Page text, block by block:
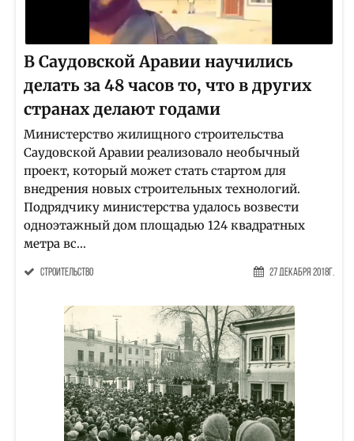
В Саудовской Аравии научились
делать за 48 часов то, что в других
странах делают годами
Министерство жилищного строительства
Саудовской Аравии реализовало необычный
проект, который может стать стартом для
внедрения новых строительных технологий.
Подрядчику министерства удалось возвести
одноэтажный дом площадью 124 квадратных
метра вс...
строительство 27 Декабря 2018г.